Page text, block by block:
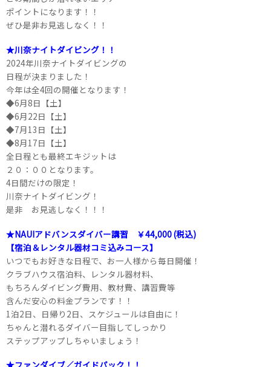
ポイントになります！！
ぜひ是非お見逃しなく！！
★川奈ナイトダイビング！！
2024年川奈ナイトダイビングの
日程が決まりました！
今年は全4回の開催となります！
◆6月8日【土】
◆6月22日【土】
◆7月13日【土】
◆8月17日【土】
全日程とも最終エキジットは
２０：００となります。
4日間だけの限定！
川奈ナイトダイビング！
是非 お見逃しなく！！！
★NAUIアドバンスダイバー講習 ￥44,000 (税込)
【宿泊＆レンタル器材コミ込みコース】
いつでもお好きな日程で、お一人様から毎日開催！
クラブハウス宿泊料、レンタル器材料、
もちろんダイビング費用、教材費、講習費等
含んだ安心の料金プランです！！
1泊2日、日帰り2日、スケジュールは自由に！
ちゃんと潜れるダイバー目指してしっかり
ステップアップしちゃいましょう！